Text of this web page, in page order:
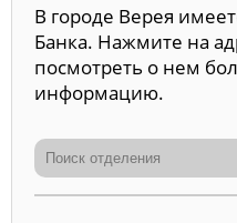
В городе Верея
Банка. Нажмите на
посмотреть о нем
информацию.